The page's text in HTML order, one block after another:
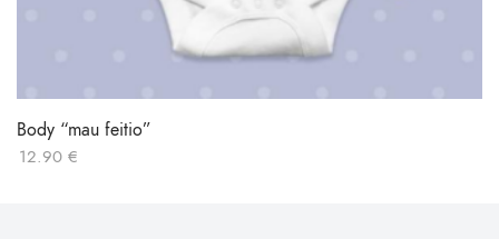
Body “mau feitio”
12.90 €